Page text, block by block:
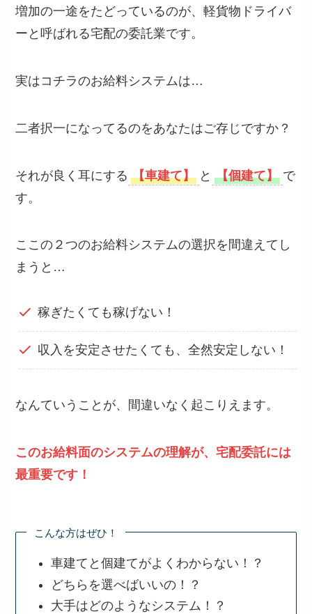
増加の一途をたどっているのが、軽貨物ドライバ
ーと呼ばれる宅配の委託業です。
実はコチラのお給料システムは…
二者択一になってるのをあなたはご存じですか？
それが良く耳にする 【車建て】 と 【個建て】 で
す。
ここの２つのお給料システムの選択を間違えてし
まうと…
稼ぎたくても稼げない！
収入を安定させたくても、全然安定しない！
なんていうことが、間違いなく起こりえます。
このお給料面のシステムの理解が、宅配委託には
最重要です！
こんな方はぜひ！
車建てと個建てがよくわからない！？
どちらを選べばいいの！？
大手はどのようなシステム！？